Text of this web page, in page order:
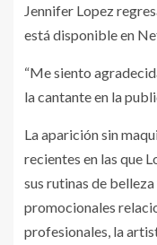
Jennifer Lopez
está disponible en
“Me siento
la cantante en la
La aparición sin
recientes en las que
sus rutinas de
promocionales
profesionales, la